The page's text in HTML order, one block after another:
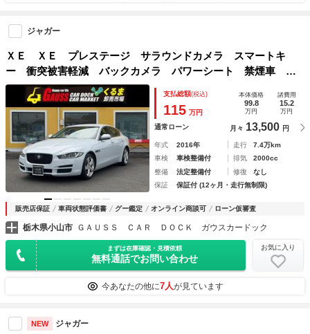
ジャガー
ＸＥ ＸＥ プレステージ サラウンドカメラ スマートキ
ー 衝突被害軽減 バックカメラ パワーシート 禁煙車 シ
ートヒーター Ｂｌｕｅｔｏｏｔｈ ナビ バックカメラ ク
リアランスソナー メモリー機能付き電動本革シート
支払総額(税込)
115 万円
本体価格
99.8
万円
諸費用
15.2
万円
通常ローン 月々 13,500 円
年式 2016年 走行
7.4万km
車検
車検整備付 排気
2000cc
整備
法定整備付 修復
なし
保証
保証付 (12ヶ月・走行無制限)
販売店保証 車両状態評価書 グー鑑定 オンライン商談可 ローン仮審査
栃木県小山市 ＧＡＵＳＳ ＣＡＲ ＤＯＣＫ ガウスカードック
まずは在庫確認・見積依頼
無料通話でお問い合わせ
お気に入り
今あなたの他に7人が見ています
NEW ジャガー